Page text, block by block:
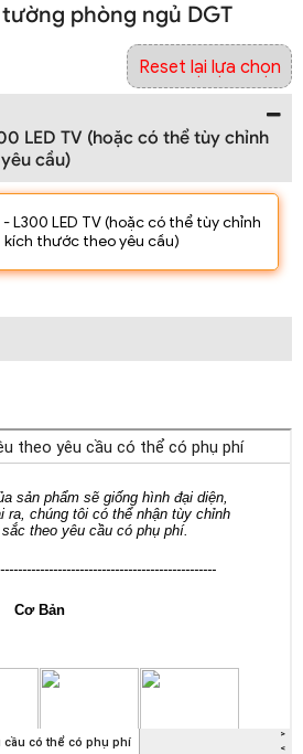
phòng ngủ DGT
LED TV (hoặc có thể tùy chỉnh
cầu)
- L300 LED TV (hoặc có thể tùy chỉnh
kích thước theo yêu cầu)
Reset lại lựa chọn